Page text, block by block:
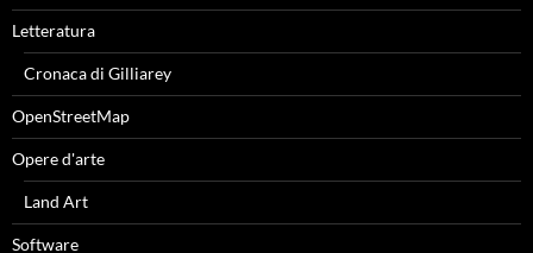
Letteratura
Cronaca di Gilliarey
OpenStreetMap
Opere d'arte
Land Art
Software